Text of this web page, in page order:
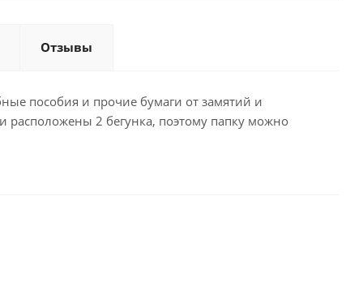
Отзывы
пособия и прочие бумаги от замятий и
2 бегунка, поэтому папку можно